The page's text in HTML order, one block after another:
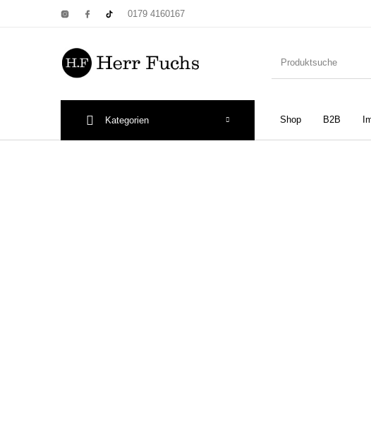
0179 4160167
Shop B2B
Kategorien